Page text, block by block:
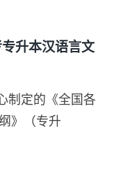
升本汉语言文
定的《全国各
》（专升